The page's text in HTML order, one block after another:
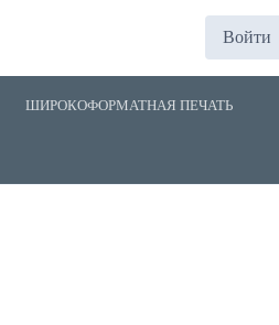
Войти
ШИРОКОФОРМАТНАЯ ПЕЧАТЬ